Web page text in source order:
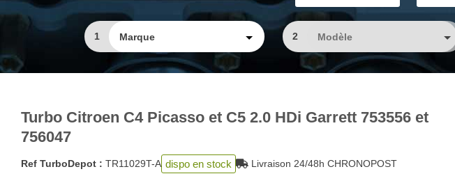
1 2
Turbo Citroen C4 Picasso et C5 2.0 HDi Garrett 753556 et
756047
Ref TurboDepot : TR11029T-A dispo en stock Livraison 24/48h CHRONOPOST